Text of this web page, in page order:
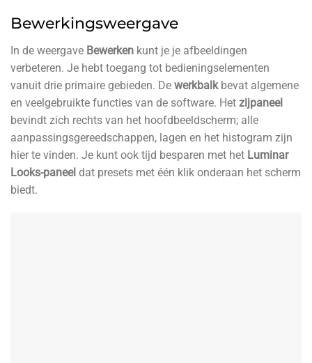
Bewerkingsweergave
In de weergave Bewerken kunt je je afbeeldingen
verbeteren. Je hebt toegang tot bedieningselementen
vanuit drie primaire gebieden. De werkbalkbevat algemene
en veelgebruikte functies van de software. Het zijpaneel
bevindt zich rechts van het hoofdbeeldscherm; alle
aanpassingsgereedschappen, lagen en het histogram zijn
hier te vinden. Je kunt ook tijd besparen met het Luminar
Looks-paneel dat presets met één klik onderaan het scherm
biedt.